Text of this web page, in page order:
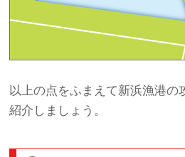
以上の点をふまえて新浜漁港の
紹介しましょう。